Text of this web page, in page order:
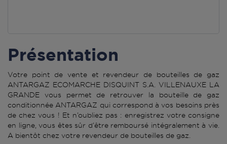
Présentation
Votre point de vente et revendeur de bouteilles de gaz
ANTARGAZ ECOMARCHE DISQUINT S.A. VILLENAUXE LA
GRANDE vous permet de retrouver la bouteille de gaz
conditionnée ANTARGAZ qui correspond à vos besoins près
de chez vous ! Et n’oubliez pas : enregistrez votre consigne
en ligne, vous êtes sûr d’être remboursé intégralement à vie.
A bientôt chez votre revendeur de bouteilles de gaz.